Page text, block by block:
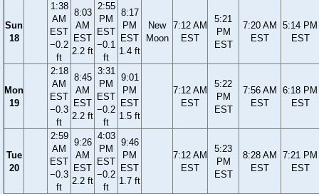
Sun
18
1:38
AM
EST
−0.2
ft
8:03
AM
EST
2.2 ft
2:55
PM
EST
−0.1
ft
8:17
PM
EST
1.4 ft
New
Moon
7:12 AM
EST
5:21
PM
EST
7:20 AM
EST
5:14 PM
EST
Mon
19
2:18
AM
EST
−0.3
ft
8:45
AM
EST
2.2 ft
3:31
PM
EST
−0.2
ft
9:01
PM
EST
1.5 ft
7:12 AM
EST
5:22
PM
EST
7:56 AM
EST
6:18 PM
EST
Tue
20
2:59
AM
EST
−0.3
ft
9:26
AM
EST
2.2 ft
4:03
PM
EST
−0.2
ft
9:46
PM
EST
1.7 ft
7:12 AM
EST
5:23
PM
EST
8:28 AM
EST
7:21 PM
EST